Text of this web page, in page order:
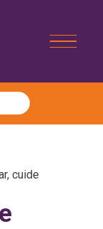
cuide